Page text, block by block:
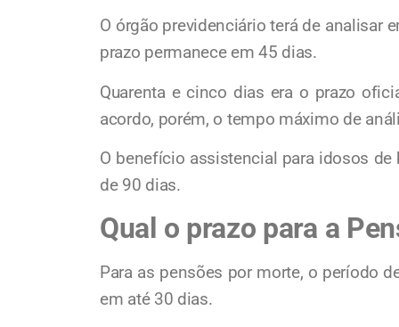
O órgão previdenciário terá de analisar
prazo permanece em 45 dias.
Quarenta e cinco dias era o prazo
acordo, porém, o tempo máximo de
O benefício assistencial para idosos
de 90 dias.
Qual o prazo para a
Para as pensões por morte, o período
em até 30 dias.